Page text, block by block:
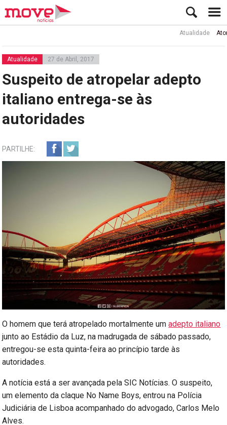
Atualidade Ator Rui
Atualidade 27 de Abril, 2017
Suspeito de atropelar adepto
italiano entrega-se às
autoridades
PARTILHE:
O homem que terá atropelado mortalmente umadepto italiano
junto ao Estádio da Luz, na madrugada de sábado passado,
entregou-se esta quinta-feira ao princípio tarde às
autoridades.
A notícia está a ser avançada pela SIC Notícias. O suspeito,
um elemento da claque No Name Boys, entrou na Polícia
Judiciária de Lisboa acompanhado do advogado, Carlos Melo
Alves.